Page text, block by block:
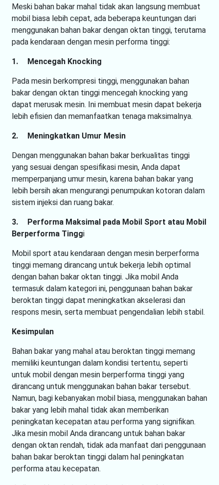
Meski bahan bakar mahal tidak akan langsung membuat
mobil biasa lebih cepat, ada beberapa keuntungan dari
menggunakan bahan bakar dengan oktan tinggi, terutama
pada kendaraan dengan mesin performa tinggi:
1. Mencegah Knocking
Pada mesin berkompresi tinggi, menggunakan bahan
bakar dengan oktan tinggi mencegah knocking yang
dapat merusak mesin. Ini membuat mesin dapat bekerja
lebih efisien dan memanfaatkan tenaga maksimalnya.
2. Meningkatkan Umur Mesin
Dengan menggunakan bahan bakar berkualitas tinggi
yang sesuai dengan spesifikasi mesin, Anda dapat
memperpanjang umur mesin, karena bahan bakar yang
lebih bersih akan mengurangi penumpukan kotoran dalam
sistem injeksi dan ruang bakar.
3.
Performa Maksimal pada Mobil Sport atau Mobil
Berperforma Tinggi
Mobil sport atau kendaraan dengan mesin berperforma
tinggi memang dirancang untuk bekerja lebih optimal
dengan bahan bakar oktan tinggi. Jika mobil Anda
termasuk dalam kategori ini, penggunaan bahan bakar
beroktan tinggi dapat meningkatkan akselerasi dan
respons mesin, serta membuat pengendalian lebih stabil.
Kesimpulan
Bahan bakar yang mahal atau beroktan tinggi memang
memiliki keuntungan dalam kondisi tertentu, seperti
untuk mobil dengan mesin berperforma tinggi yang
dirancang untuk menggunakan bahan bakar tersebut.
Namun, bagi kebanyakan mobil biasa, menggunakan bahan
bakar yang lebih mahal tidak akan memberikan
peningkatan kecepatan atau performa yang signifikan.
Jika mesin mobil Anda dirancang untuk bahan bakar
dengan oktan rendah, tidak ada manfaat dari penggunaan
bahan bakar beroktan tinggi dalam hal peningkatan
performa atau kecepatan.